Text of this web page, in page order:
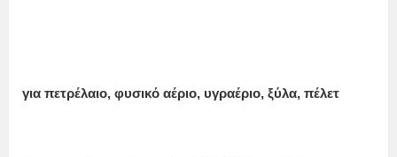
για πετρέλαιο, φυσικό αέριο, υγραέριο, ξύλα, πέλετ